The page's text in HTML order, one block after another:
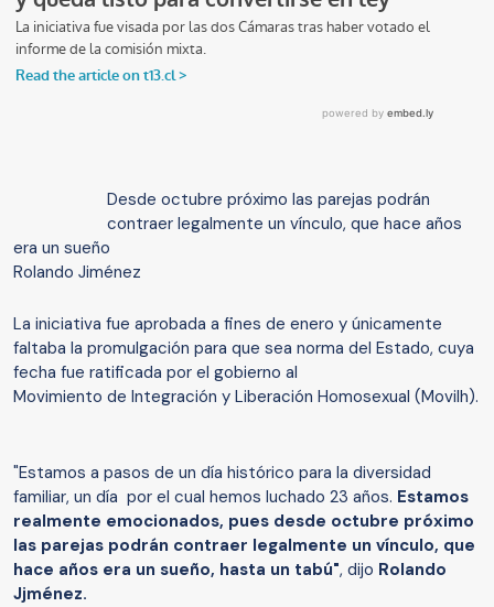
Desde octubre próximo las parejas podrán
contraer legalmente un vínculo, que hace años
era un sueño
Rolando Jiménez
La iniciativa fue aprobada a fines de enero y únicamente
faltaba la promulgación para que sea norma del Estado, cuya
fecha fue ratificada por el gobierno al
Movimiento de Integración y Liberación Homosexual (Movilh).
"Estamos a pasos de un día histórico para la diversidad
familiar, un día por el cual hemos luchado 23 años. Estamos
realmente emocionados, pues desde octubre próximo
las parejas podrán contraer legalmente un vínculo, que
hace años era un sueño, hasta un tabú", dijo Rolando
Jjménez.